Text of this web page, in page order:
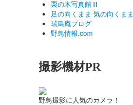
栗の木写真館Ⅲ
足の向くまま 気の向くまま
瑞鳥庵ブログ
野鳥情報.com
撮影機材PR
野鳥撮影に人気のカメラ！